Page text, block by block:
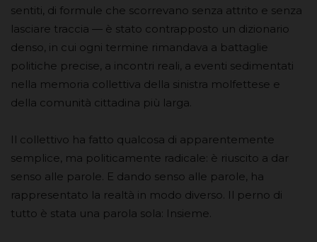
sentiti, di formule che scorrevano senza attrito e senza
lasciare traccia — è stato contrapposto un dizionario
denso, in cui ogni termine rimandava a battaglie
politiche precise, a incontri reali, a eventi sedimentati
nella memoria collettiva della sinistra molfettese e
della comunità cittadina più larga.
Il collettivo ha fatto qualcosa di apparentemente
semplice, ma politicamente radicale: è riuscito a dar
senso alle parole. E dando senso alle parole, ha
rappresentato la realtà in modo diverso. Il perno di
tutto è stata una parola sola: Insieme.